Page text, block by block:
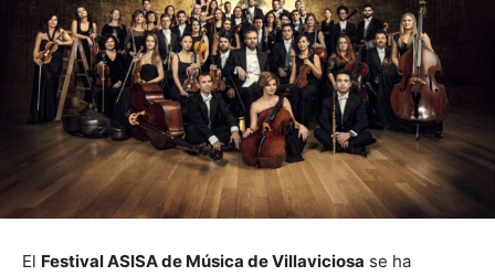
El Festival ASISA de Música de Villaviciosa se ha